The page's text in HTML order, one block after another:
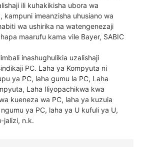
ili kuhakikisha ubora wa
kampuni imeanzisha uhusiano wa
wa ushirika na watengenezaji
maarufu kama vile Bayer, SABIC
inashughulikia uzalishaji
PC. Laha ya Kompyuta ni
ya PC, laha gumu la PC, Laha
Laha Iliyopachikwa kwa
kueneza wa PC, laha ya kuzuia
ya PC, laha ya U kufuli ya U,
jalizi, n.k.